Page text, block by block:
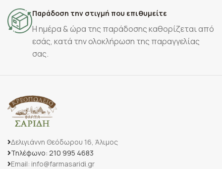
Παράδοση την στιγμή που επιθυμείτε
Η ημέρα & ώρα της παράδοσης καθορίζεται από
εσάς, κατά την ολοκλήρωση της παραγγελίας
σας.
Δελιγιάννη Θεόδωρου 16, Άλιμος
Τηλέφωνο: 210 995 4683
Email: info@farmasaridi.gr